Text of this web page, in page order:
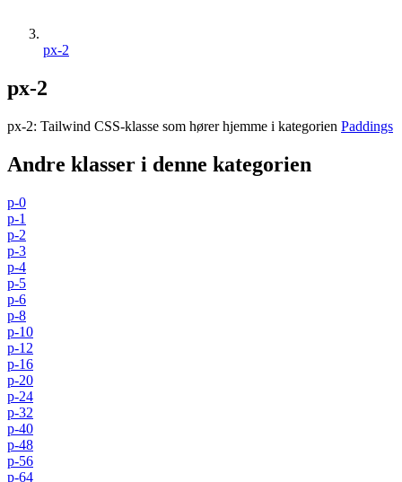
px-2
px-2
px-2: Tailwind CSS-klasse som hører hjemme i kategorien Paddings
Andre klasser i denne kategorien
p-0
p-1
p-2
p-3
p-4
p-5
p-6
p-8
p-10
p-12
p-16
p-20
p-24
p-32
p-40
p-48
p-56
p-64